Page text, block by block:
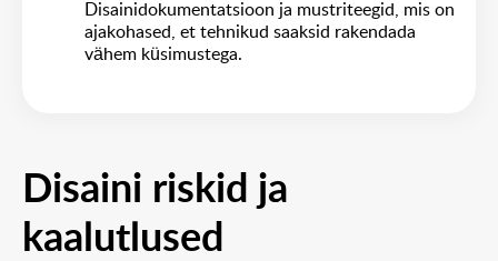
Disainidokumentatsioon ja mustriteegid, mis on
ajakohased, et tehnikud saaksid rakendada
vähem küsimustega.
Disaini riskid ja
kaalutlused